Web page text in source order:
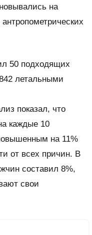
на
50 подходящих
летальными
показал, что
каждые 10
на 11%
от всех причин. В
составил 8%,
свои